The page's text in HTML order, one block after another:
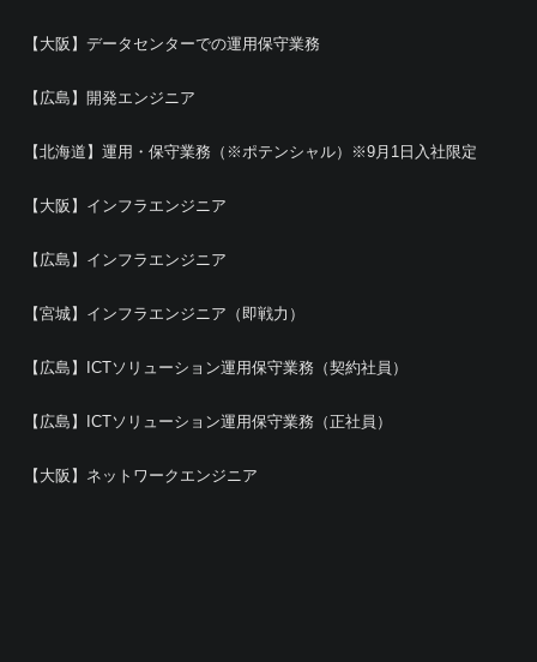
【大阪】データセンターでの運用保守業務
【広島】開発エンジニア
【北海道】運用・保守業務（※ポテンシャル）※9月1日入社限定
【大阪】インフラエンジニア
【広島】インフラエンジニア
【宮城】インフラエンジニア（即戦力）
【広島】ICTソリューション運用保守業務（契約社員）
【広島】ICTソリューション運用保守業務（正社員）
【大阪】ネットワークエンジニア